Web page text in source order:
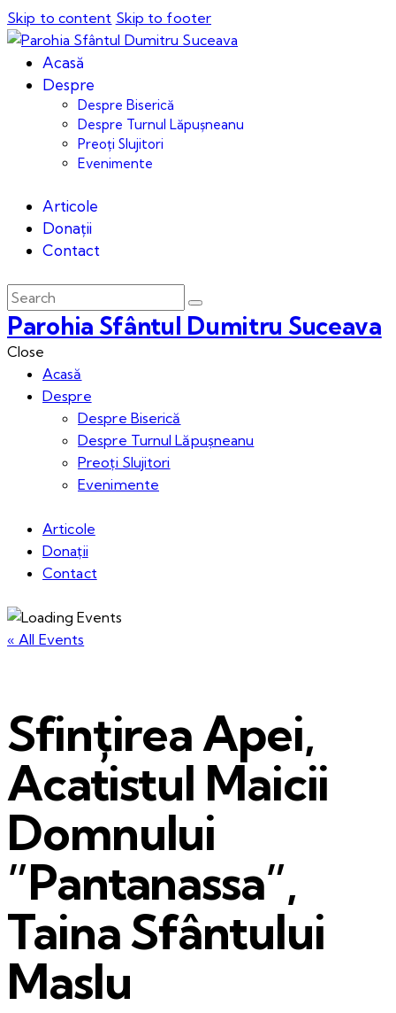
Skip to content Skip to footer
Acasă
Despre
Despre Biserică
Despre Turnul Lăpușneanu
Preoți Slujitori
Evenimente
Articole
Donații
Contact
Parohia Sfântul Dumitru Suceava
Close
Acasă
Despre
Despre Biserică
Despre Turnul Lăpușneanu
Preoți Slujitori
Evenimente
Articole
Donații
Contact
« All Events
Sfințirea Apei,
Acatistul Maicii
Domnului
”Pantanassa”,
Taina Sfântului
Maslu